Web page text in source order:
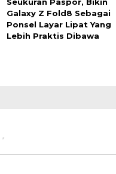
Galaxy Z Fold8 Sebagai
Ponsel Layar Lipat Yang
Lebih Praktis Dibawa
*